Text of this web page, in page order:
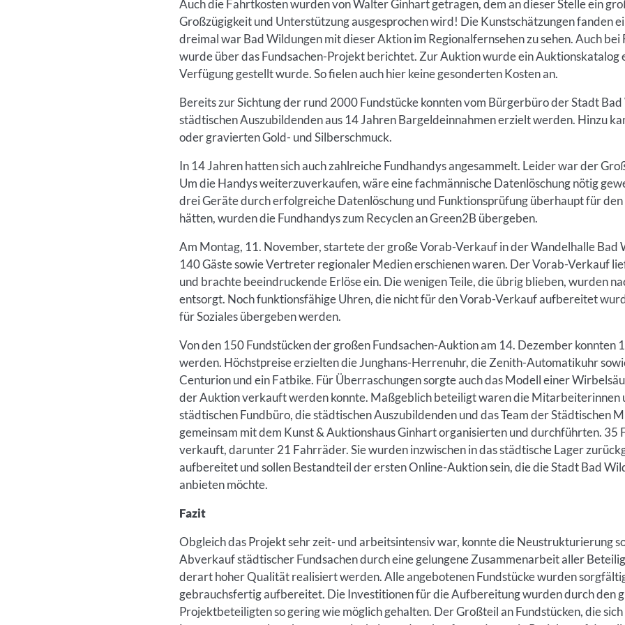
Auch die Fahrtkosten wurden von Walter Ginhart getragen, dem an dieser Stelle ein
Großzügigkeit und Unterstützung ausgesprochen wird! Die Kunstschätzungen fanden
dreimal war Bad Wildungen mit dieser Aktion im Regionalfernsehen zu sehen. Auch bei
wurde über das Fundsachen-Projekt berichtet. Zur Auktion wurde ein
Verfügung gestellt wurde. So fielen auch hier keine gesonderten Kosten an.
Bereits zur Sichtung der rund 2000 Fundstücke konnten vom Bürgerbüro der Stadt
städtischen Auszubildenden aus 14 Jahren Bargeldeinnahmen erzielt werden. Hinzu
oder gravierten Gold- und Silberschmuck.
In 14 Jahren hatten sich auch zahlreiche Fundhandys angesammelt. Leider war der
Um die Handys weiterzuverkaufen, wäre eine fachmännische Datenlöschung nötig
drei Geräte durch erfolgreiche Datenlöschung und Funktionsprüfung überhaupt für
hätten, wurden die Fundhandys zum Recyclen an Green2B übergeben.
Am Montag, 11. November, startete der große Vorab-Verkauf in der Wandelhalle Bad
140 Gäste sowie Vertreter regionaler Medien erschienen waren. Der Vorab-Verkauf
und brachte beeindruckende Erlöse ein. Die wenigen Teile, die übrig blieben, wurden
entsorgt. Noch funktionsfähige Uhren, die nicht für den Vorab-Verkauf aufbereitet
für Soziales übergeben werden.
Von den 150 Fundstücken der großen Fundsachen-Auktion am 14. Dezember konnten
werden. Höchstpreise erzielten die Junghans-Herrenuhr, die Zenith-Automatikuhr
Centurion und ein Fatbike. Für Überraschungen sorgte auch das Modell einer
der Auktion verkauft werden konnte. Maßgeblich beteiligt waren die Mitarbeiterinnen
städtischen Fundbüro, die städtischen Auszubildenden und das Team der Städtischen
gemeinsam mit dem Kunst & Auktionshaus Ginhart organisierten und durchführten. 35
verkauft, darunter 21 Fahrräder. Sie wurden inzwischen in das städtische Lager
aufbereitet und sollen Bestandteil der ersten Online-Auktion sein, die die Stadt Bad
anbieten möchte.
Fazit
Obgleich das Projekt sehr zeit- und arbeitsintensiv war, konnte die Neustrukturierung
Abverkauf städtischer Fundsachen durch eine gelungene Zusammenarbeit aller
derart hoher Qualität realisiert werden. Alle angebotenen Fundstücke wurden
gebrauchsfertig aufbereitet. Die Investitionen für die Aufbereitung wurden durch den
Projektbeteiligten so gering wie möglich gehalten. Der Großteil an Fundstücken, die